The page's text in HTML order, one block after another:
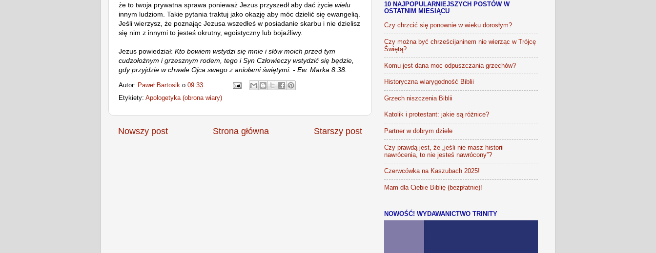
że to twoja prywatna sprawa ponieważ Jezus przyszedł aby dać życie wielu
innym ludziom. Takie pytania traktuj jako okazję aby móc dzielić się ewangelią.
Jeśli wierzysz, że poznając Jezusa wszedłeś w posiadanie skarbu i nie dzielisz
się nim z innymi to jesteś okrutny, egoistyczny lub bojaźliwy.
Jezus powiedział: Kto bowiem wstydzi się mnie i słów moich przed tym
cudzołożnym i grzesznym rodem, tego i Syn Człowieczy wstydzić się będzie,
gdy przyjdzie w chwale Ojca swego z aniołami świętymi. - Ew. Marka 8:38.
Autor: Paweł Bartosik o 09:33
Etykiety: Apologetyka (obrona wiary)
Nowszy post Starszy post
Strona główna
10 NAJPOPULARNIEJSZYCH POSTÓW W
OSTATNIM MIESIĄCU
Czy chrzcić się ponownie w wieku dorosłym?
Czy można być chrześcijaninem nie wierząc w Trójcę
Świętą?
Komu jest dana moc odpuszczania grzechów?
Historyczna wiarygodność Biblii
Grzech niszczenia Biblii
Katolik i protestant: jakie są różnice?
Partner w dobrym dziele
Czy prawdą jest, że „jeśli nie masz historii
nawrócenia, to nie jesteś nawrócony”?
Czerwcówka na Kaszubach 2025!
Mam dla Ciebie Biblię (bezpłatnie)!
NOWOŚĆ! WYDAWANICTWO TRINITY